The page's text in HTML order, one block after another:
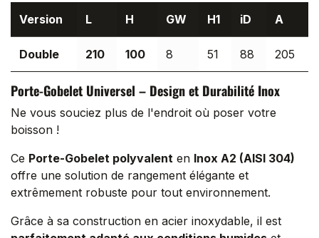
Version L H GW H1 iD A
Double 210 100 8 51 88 205
Porte-Gobelet Universel – Design et Durabilité Inox
Ne vous souciez plus de l'endroit où poser votre
boisson !
Ce Porte-Gobelet polyvalent en Inox A2 (AISI 304)
offre une solution de rangement élégante et
extrêmement robuste pour tout environnement.
Grâce à sa construction en acier inoxydable, il est